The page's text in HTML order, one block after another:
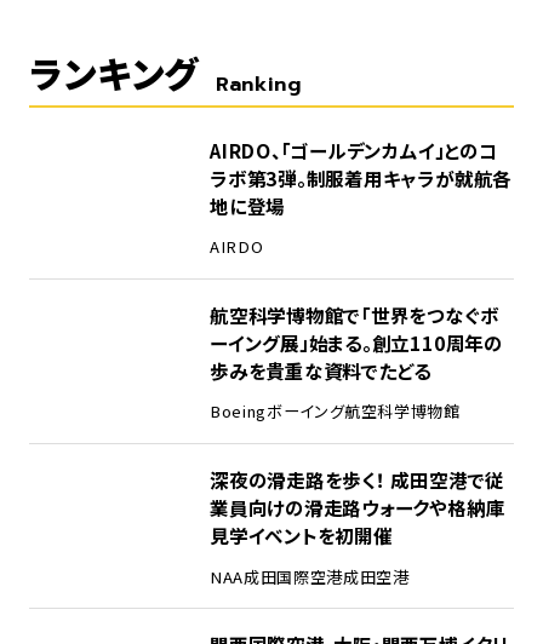
ランキング Ranking
AIRDO、「ゴールデンカムイ」とのコ
ラボ第3弾。制服着用キャラが就航各
地に登場
AIRDO
航空科学博物館で「世界をつなぐボ
ーイング展」始まる。創立110周年の
歩みを貴重な資料でたどる
Boeingボーイング航空科学博物館
深夜の滑走路を歩く！ 成田空港で従
業員向けの滑走路ウォークや格納庫
見学イベントを初開催
NAA成田国際空港成田空港